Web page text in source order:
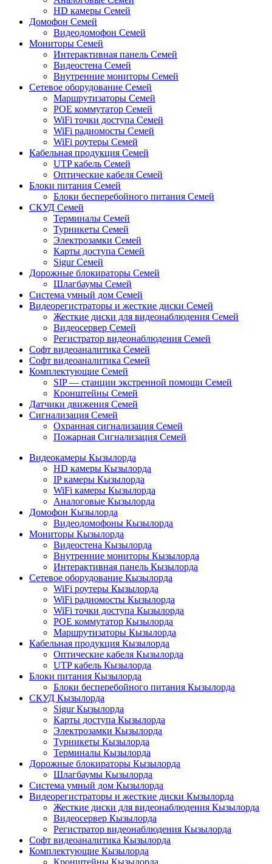
HD камеры Семей
Домофон Семей
Видеодомофон Семей
Мониторы Семей
Интерактивная панель Семей
Видеостена Семей
Внутренние мониторы Семей
Сетевое оборудование Семей
Маршрутизаторы Семей
POE коммутатор Семей
WiFi точки доступа Семей
WiFi радиомосты Семей
WiFi роутеры Семей
Кабельная продукция Семей
UTP кабель Семей
Оптические кабеля Семей
Блоки питания Семей
Блоки бесперебойного питания Семей
СКУД Семей
Терминалы Семей
Турникеты Семей
Электрозамки Семей
Карты доступа Семей
Sigur Семей
Дорожные блокираторы Семей
Шлагбаумы Семей
Система умный дом Семей
Видеорегистраторы и жесткие диски Семей
Жесткие диски для видеонаблюдения Семей
Видеосервер Семей
Регистратор видеонаблюдения Семей
Софт видеоаналитика Семей
Софт видеоаналитика Семей
Комплектующие Семей
SIP — станции экстренной помощи Семей
Кронштейны Семей
Датчики движения Семей
Сигнализация Семей
Охранная сигнализация Семей
Пожарная Сигнализация Семей
Видеокамеры Кызылорда
HD камеры Кызылорда
IP камеры Кызылорда
WiFi камеры Кызылорда
Аналоговые Кызылорда
Домофон Кызылорда
Видеодомофоны Кызылорда
Мониторы Кызылорда
Видеостена Кызылорда
Внутренние мониторы Кызылорда
Интерактивная панель Кызылорда
Сетевое оборудование Кызылорда
WiFi роутеры Кызылорда
WiFi радиомосты Кызылорда
WiFi точки доступа Кызылорда
POE коммутатор Кызылорда
Маршрутизаторы Кызылорда
Кабельная продукция Кызылорда
Оптические кабеля Кызылорда
UTP кабель Кызылорда
Блоки питания Кызылорда
Блоки бесперебойного питания Кызылорда
СКУД Кызылорда
Sigur Кызылорда
Карты доступа Кызылорда
Электрозамки Кызылорда
Турникеты Кызылорда
Терминалы Кызылорда
Дорожные блокираторы Кызылорда
Шлагбаумы Кызылорда
Система умный дом Кызылорда
Видеорегистраторы и жесткие диски Кызылорда
Жесткие диски для видеонаблюдения Кызылорда
Видеосервер Кызылорда
Регистратор видеонаблюдения Кызылорда
Софт видеоаналитика Кызылорда
Комплектующие Кызылорда